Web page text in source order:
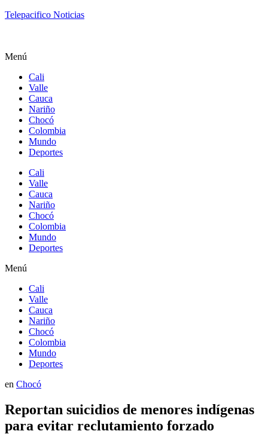
Telepacifico Noticias
Menú
Cali
Valle
Cauca
Nariño
Chocó
Colombia
Mundo
Deportes
Cali
Valle
Cauca
Nariño
Chocó
Colombia
Mundo
Deportes
Menú
Cali
Valle
Cauca
Nariño
Chocó
Colombia
Mundo
Deportes
en Chocó
Reportan suicidios de menores indígenas
para evitar reclutamiento forzado